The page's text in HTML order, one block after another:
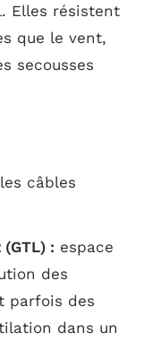
Elles résistent
que le vent,
secousses
câbles
: espace
des
parfois des
dans un